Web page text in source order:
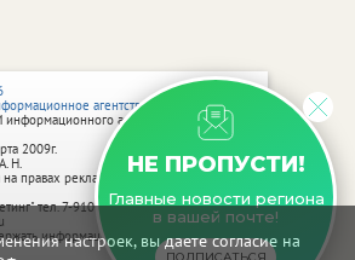
настроек, вы даете согласие на
НЕ ПРОПУСТИ!
Главные новости региона
в вашей почте!
агентство vRossii.ru
агентства vRossii.ru
2009г.
Н.
правах рекламы.
тел. 7-910-267-70-40,
информацию, не предназначенную